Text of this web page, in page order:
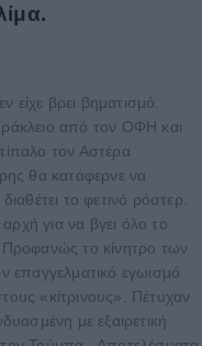
είχε βρει βηματισμό.
από τον ΟΦΗ και
τον Αστέρα
θα κατάφερνε να
το φετινό ρόστερ.
για να βγει όλο το
το κίνητρο των
επαγγελματικό εγωισμό
«κίτρινους». Πέτυχαν
με εξαιρετική